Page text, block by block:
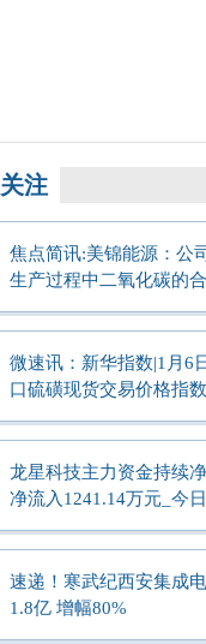
关注
焦点简讯:美锦能源：公
生产过程中二氧化碳的
微速讯：新华指数|1月6
口硫磺现货交易价格指
龙星科技主力资金持续
净流入1241.14万元_今
速递！寒武纪西安集成
1.8亿 增幅80%